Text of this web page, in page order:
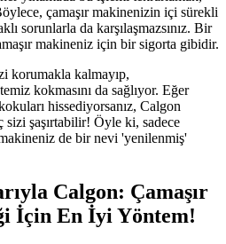
çamaşır makinenizin içi sürekli
sorunlarla da karşılaşmazsınız. Bir
makineniz için bir sigorta gibidir.
korumakla kalmayıp,
kokmasını da sağlıyor. Eğer
hissediyorsanız, Calgon
şaşırtabilir! Öyle ki, sadece
makineniz de bir nevi 'yenilenmiş'
Calgon: Çamaşır
İçin En İyi Yöntem!